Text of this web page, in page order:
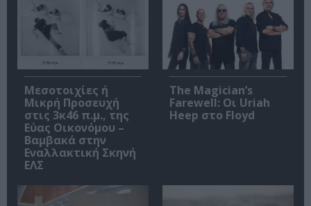
Μεσοτοιχίες ή
Μικρή Προσευχή
στις 3κ46 π.μ., της
Εύας Οικονόμου –
Βαμβακά στην
Εναλλακτική Σκηνή
ΕΛΣ
The Magician’s
Farewell: Οι Uriah
Heep στο Floyd